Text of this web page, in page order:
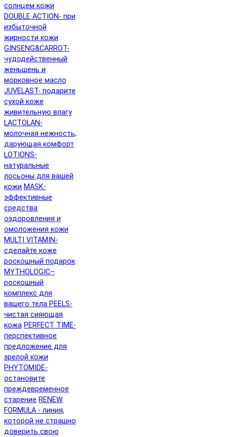
солнцем кожи
DOUBLE ACTION- при
избыточной
жирности кожи
GINSENG&CARROT-
чудодейственный
женьшень и
морковное масло
JUVELAST- подарите
сухой коже
живительную влагу
LACTOLAN-
молочная нежность,
дарующая комфорт
LOTIONS-
натуральные
лосьоны для вашей
кожи MASK-
эффективные
средства
оздоровления и
омоложения кожи
MULTI VITAMIN-
сделайте коже
роскошный подарок
MYTHOLOGIC–
роскошный
комплекс для
вашего тела PEELS-
чистая сияющая
кожа PERFECT TIME-
перспективное
предложение для
зрелой кожи
PHYTOMIDE-
остановите
преждевременное
старение RENEW
FORMULA - линия,
которой не страшно
доверить свою